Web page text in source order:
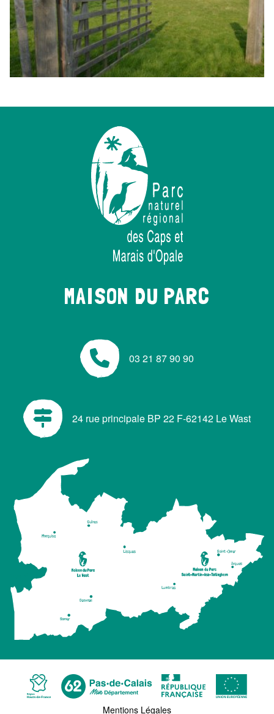
MAISON DU PARC
03 21 87 90 90
24 rue principale BP 22 F-62142 Le Wast
Mentions Légales